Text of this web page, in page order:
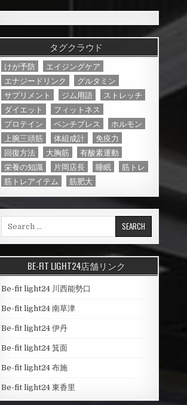
タグクラウド
けが予防
エイジングケア
エナジードリンク
グルタミン
サプリメント
ジム用語
ストレッチ
ダイエット
フィットネス
プロテイン
ベンチプレス
ホルモン
上腕三頭筋
体組成計
免疫力
回復方法
大胸筋
有酸素運動
栄養の知識
片岡店長 睡眠
筋トレ
筋トレアイテム
筋肥大
a
r
f
o
:
BE-FIT LIGHT24店舗リンク
Be-fit light24 川西能勢口
Be-fit light24 南草津
Be-fit light24 伊丹
Be-fit light24 箕面
Be-fit light24 布施
Be-fit light24 東香里